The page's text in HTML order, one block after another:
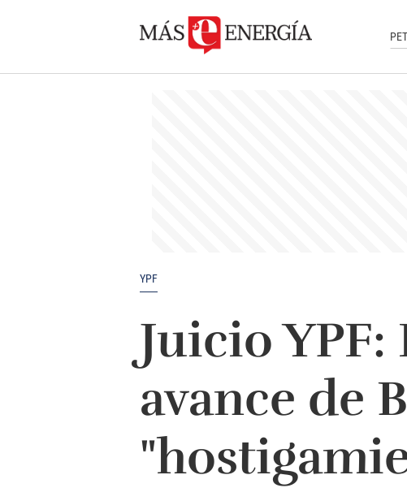
YPF
Juicio
avance de